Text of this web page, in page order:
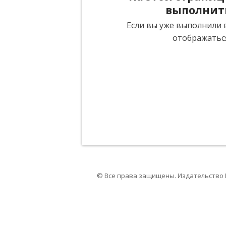
Если вы уже выполнили
© Все права защищены. Издательство